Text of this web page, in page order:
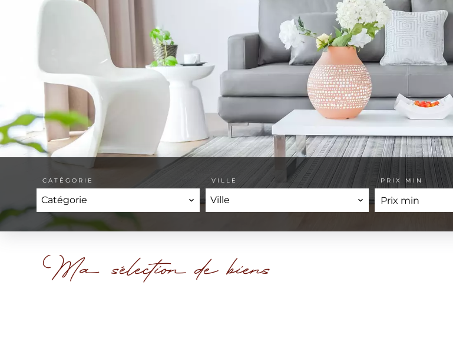
CATÉGORIE
Catégorie
VILLE
Ville
PRIX MIN
Ma sélection de biens